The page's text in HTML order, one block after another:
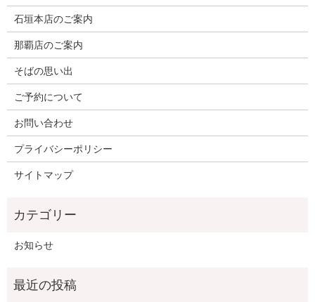
石垣本店のご案内
那覇店のご案内
そばの思い出
ご予約について
お問い合わせ
プライバシーポリシー
サイトマップ
お知らせ